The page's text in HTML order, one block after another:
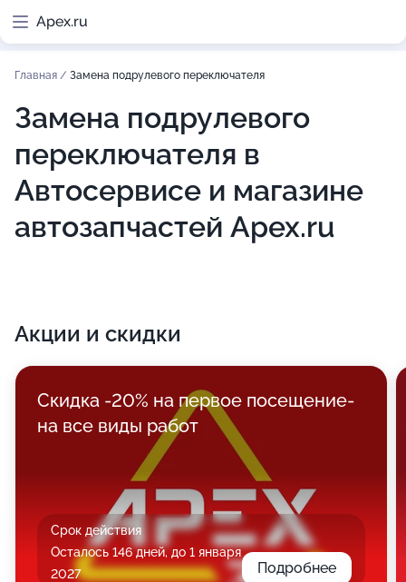
Apex.ru
Главная / Замена подрулевого переключателя
Замена подрулевого
переключателя в
Автосервисе и магазине
автозапчастей Apex.ru
Акции и скидки
Скидка -20% на первое посещение-
на все виды работ
Срок действия
Осталось 146 дней, до 1 января
2027
Подробнее